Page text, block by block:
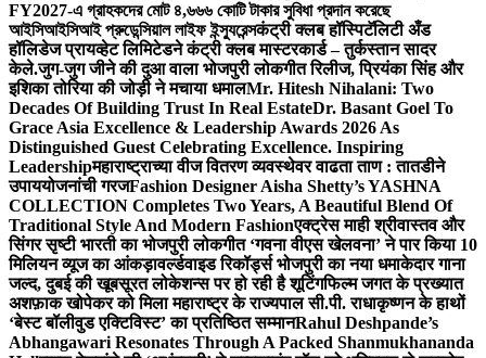
FY2027-এ গ্রাহকদের মোট ৪,৬৬৬ কোটি টাকার সুবিধা প্রদান করেছে
আইসিআইসিআই প্রুডেন্সিয়াল লাইফ ইন্স্যুরেন্সकंट्री क्लब हॉस्पिटॅलिटी अँड
हॉलिडेज प्रायव्हेट लिमिटेडने कंट्री क्लब मास्टरकार्ड – तुर्कस्तान सादर
केले.जुग-जुग जीने की दुआ वाला भोजपुरी लोकगीत रिलीज, प्रियंका सिंह और
इशिका तोरिया की जोड़ी ने मचाया धमालMr. Hitesh Nihalani: Two
Decades Of Building Trust In Real EstateDr. Basant Goel To
Grace Asia Excellence & Leadership Awards 2026 As
Distinguished Guest Celebrating Excellence. Inspiring
Leadershipमहाराष्ट्राच्या वीज वितरण व्यवस्थेवर वाढता ताण : तातडीने
उपाययोजनांची गरजFashion Designer Aisha Shetty’s YASHNA
COLLECTION Completes Two Years, A Beautiful Blend Of
Traditional Style And Modern Fashionएक्ट्रेस माही श्रीवास्तव और
सिंगर सृष्टी भारती का भोजपुरी लोकगीत ‘गवना वीएस खेलवना’ ने पार किया 10
मिलियन व्यूज का आंकड़ावर्ल्डवाइड रिकॉर्ड्स भोजपुरी का नया धमाकेदार गाना
जल्द, दुबई की खूबसूरत लोकेशन्स पर हो रही है शूटिंगफिल्म जगत के प्रख्यात
अशफ़ाक खोपेकर को मिला महाराष्ट्र के राज्यपाल सी.पी. राधाकृष्णन के हाथों
‘बेस्ट बॉलीवुड एक्टिविस्ट’ का प्रतिष्ठित सम्मानRahul Deshpande’s
Abhangawari Resonates Through A Packed Shanmukhananda